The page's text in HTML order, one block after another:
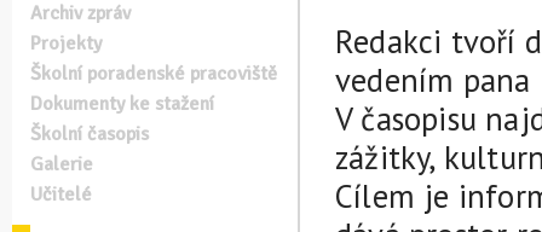
Archiv zpráv
Projekty
Školní poradenské pracoviště
Dokumenty ke stažení
Školní časopis
Galerie
Učitelé
Redakci tvoří
vedením pana
V časopisu
zážitky,
Cílem je